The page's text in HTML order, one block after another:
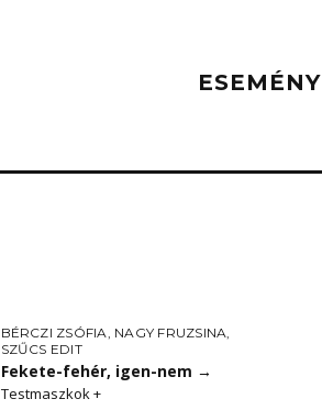
ESEMÉNY
BÉRCZI ZSÓFIA, NAGY FRUZSINA,
SZŰCS EDIT
Fekete-fehér, igen-nem →
Testmaszkok +